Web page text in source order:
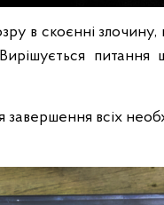
в скоєнні злочину,
всіх